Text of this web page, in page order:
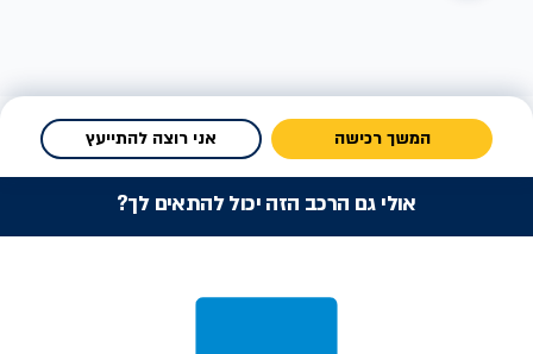
המשך רכישה אני רוצה להתייעץ
אולי גם הרכב הזה יכול להתאים לך?